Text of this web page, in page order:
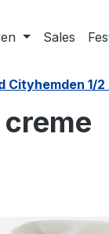
Sales
Cityhemden 1/2